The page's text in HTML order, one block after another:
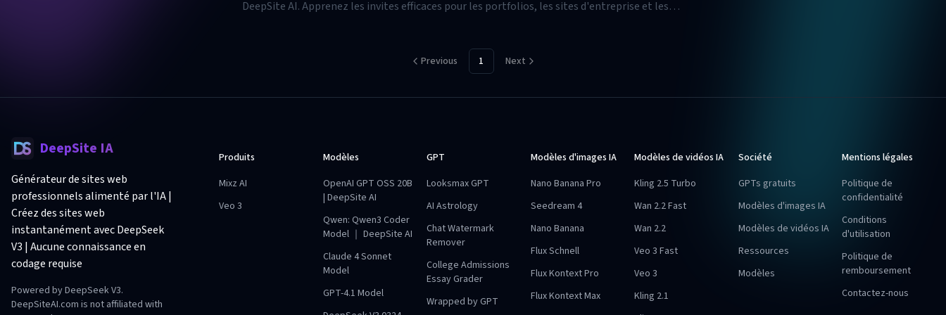
DeepSite AI. Apprenez les invites efficaces pour les portfolios, les sites d'entreprise et les
Previous 1 Next
DeepSite IA
Générateur de sites web
professionnels alimenté par l'IA |
Créez des sites web
instantanément avec DeepSeek
V3 | Aucune connaissance en
codage requise
Powered by DeepSeek V3.
DeepSiteAI.com is not affiliated with
Produits
Mixz AI
Veo 3
Modèles
OpenAI GPT OSS 20B
| DeepSite AI
Qwen: Qwen3 Coder
Model ｜ DeepSite AI
Claude 4 Sonnet
Model
GPT-4.1 Model
GPT
Looksmax GPT
AI Astrology
Chat Watermark
Remover
College Admissions
Essay Grader
Wrapped by GPT
Modèles d'images IA
Nano Banana Pro
Seedream 4
Nano Banana
Flux Schnell
Flux Kontext Pro
Flux Kontext Max
Modèles de vidéos IA
Kling 2.5 Turbo
Wan 2.2 Fast
Wan 2.2
Veo 3 Fast
Veo 3
Kling 2.1
Société
GPTs gratuits
Modèles d'images IA
Modèles de vidéos IA
Ressources
Modèles
Mentions légales
Politique de
confidentialité
Conditions
d'utilisation
Politique de
remboursement
Contactez-nous